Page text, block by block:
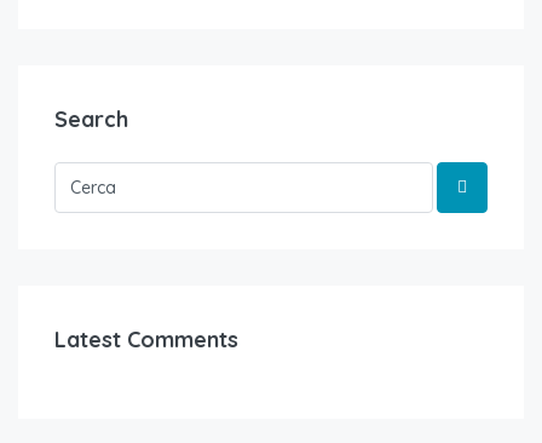
Search
Latest Comments